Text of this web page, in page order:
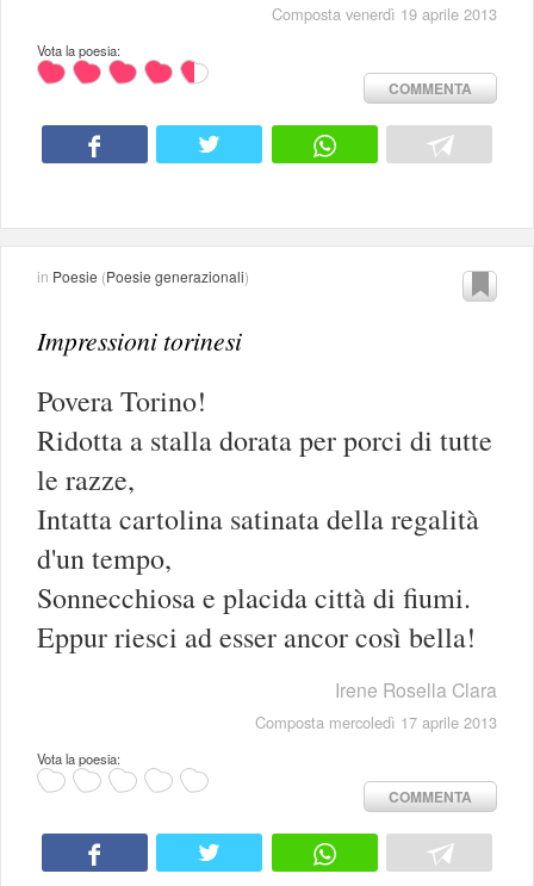
Composta venerdì 19 aprile 2013
Vota la poesia:
COMMENTA
in Poesie (Poesie generazionali)
Impressioni torinesi
Povera Torino!
Ridotta a stalla dorata per porci di tutte
le razze,
Intatta cartolina satinata della regalità
d'un tempo,
Sonnecchiosa e placida città di fiumi.
Eppur riesci ad esser ancor così bella!
Irene Rosella Clara
Composta mercoledì 17 aprile 2013
Vota la poesia:
COMMENTA